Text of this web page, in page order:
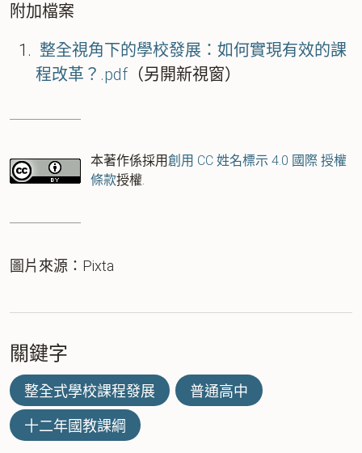
附加檔案
整全視角下的學校發展：如何實現有效的課
程改革？.pdf（另開新視窗）
本著作係採用創用 CC 姓名標示 4.0 國際 授權
條款授權.
圖片來源：Pixta
關鍵字
整全式學校課程發展 普通高中
十二年國教課綱